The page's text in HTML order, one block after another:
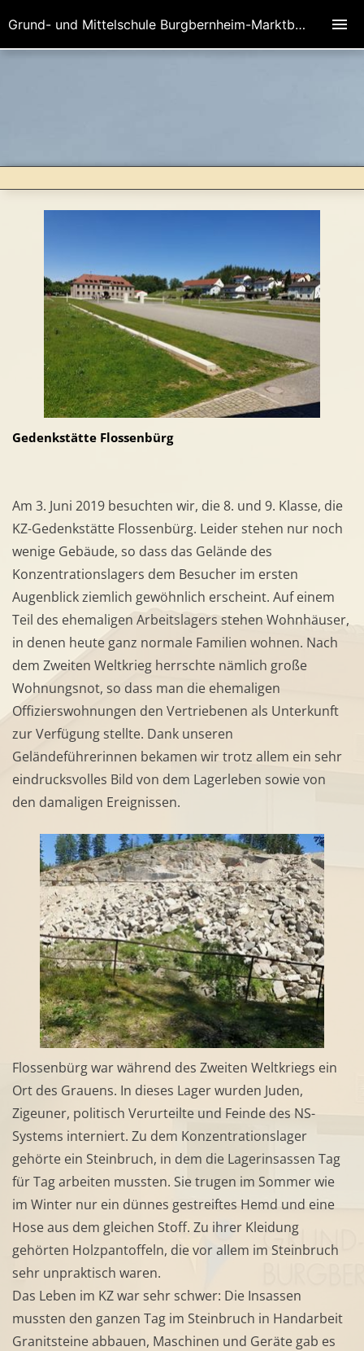
Gedenkstätte Flossenbürg
Am 3. Juni 2019 besuchten wir, die 8. und 9. Klasse, die
KZ-Gedenkstätte Flossenbürg. Leider stehen nur noch
wenige Gebäude, so dass das Gelände des
Konzentrationslagers dem Besucher im ersten
Augenblick ziemlich gewöhnlich erscheint. Auf einem
Teil des ehemaligen Arbeitslagers stehen Wohnhäuser,
in denen heute ganz normale Familien wohnen. Nach
dem Zweiten Weltkrieg herrschte nämlich große
Wohnungsnot, so dass man die ehemaligen
Offizierswohnungen den Vertriebenen als Unterkunft
zur Verfügung stellte. Dank unseren
Geländeführerinnen bekamen wir trotz allem ein sehr
eindrucksvolles Bild von dem Lagerleben sowie von
den damaligen Ereignissen.
Flossenbürg war während des Zweiten Weltkriegs ein
Ort des Grauens. In dieses Lager wurden Juden,
Zigeuner, politisch Verurteilte und Feinde des NS-
Systems interniert. Zu dem Konzentrationslager
gehörte ein Steinbruch, in dem die Lagerinsassen Tag
für Tag arbeiten mussten. Sie trugen im Sommer wie
im Winter nur ein dünnes gestreiftes Hemd und eine
Hose aus dem gleichen Stoff. Zu ihrer Kleidung
gehörten Holzpantoffeln, die vor allem im Steinbruch
sehr unpraktisch waren.
Das Leben im KZ war sehr schwer: Die Insassen
mussten den ganzen Tag im Steinbruch in Handarbeit
Granitsteine abbauen, Maschinen und Geräte gab es
Grund- und Mittelschule Burgbernheim-Marktbergel